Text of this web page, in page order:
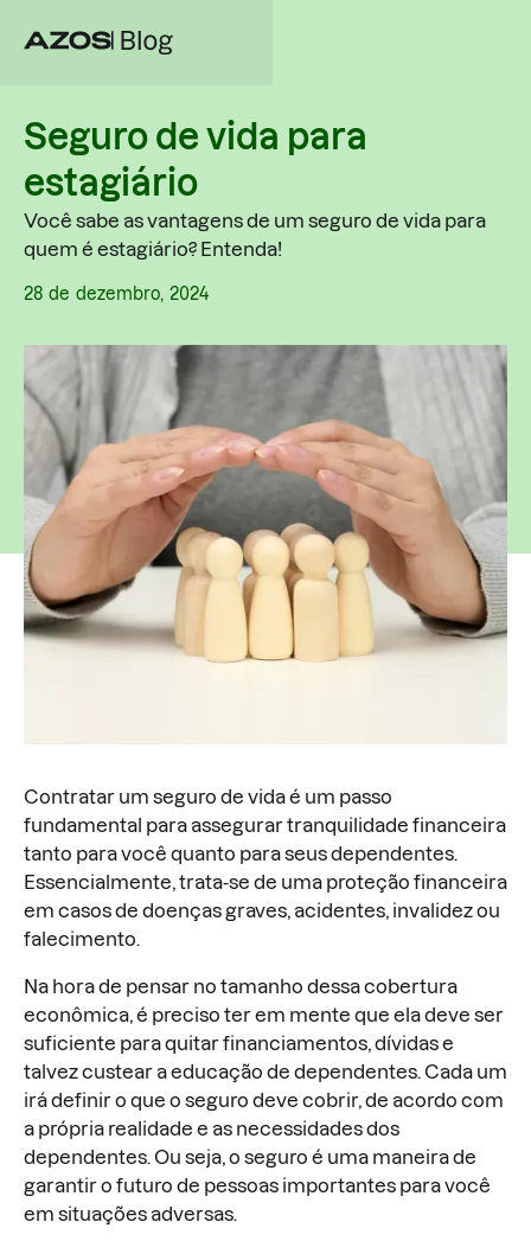
Seguro de vida para
estagiário
Você sabe as vantagens de um seguro de vida para
quem é estagiário? Entenda!
28 de dezembro, 2024
Contratar um seguro de vida é um passo
fundamental para assegurar tranquilidade financeira
tanto para você quanto para seus dependentes.
Essencialmente, trata-se de uma proteção financeira
em casos de doenças graves, acidentes, invalidez ou
falecimento.
Na hora de pensar no tamanho dessa cobertura
econômica, é preciso ter em mente que ela deve ser
suficiente para quitar financiamentos, dívidas e
talvez custear a educação de dependentes. Cada um
irá definir o que o seguro deve cobrir, de acordo com
a própria realidade e as necessidades dos
dependentes. Ou seja, o seguro é uma maneira de
garantir o futuro de pessoas importantes para você
em situações adversas.